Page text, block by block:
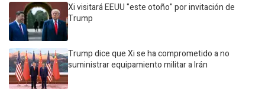
Xi visitará EEUU "este otoño" por invitación de
Trump
Trump dice que Xi se ha comprometido a no
suministrar equipamiento militar a Irán